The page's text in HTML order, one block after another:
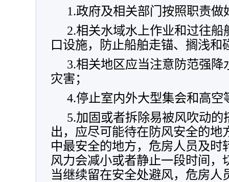
1.政府及相关部门按照职责
2.相关水域水上作业和过往
口设施，防止船舶走锚、搁浅和
3.相关地区应当注意防范强
灾害；
4.停止室内外大型集会和高空
5.加固或者拆除易被风吹动
出，应尽可能待在防风安全的地
中最安全的地方，危房人员及时
风力会减小或者静止一段时间，
当继续留在安全处避风，危房人